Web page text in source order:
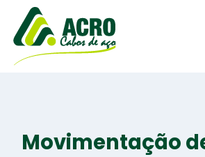
para
Conteúdo
Movimentação